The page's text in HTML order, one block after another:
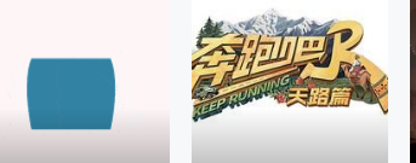
) 20260701游戏特辑
20260706(第11期加更)